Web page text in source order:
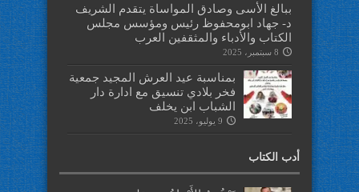
ببالغ الأسى وصادق المواساة يتقدم الشريف
د- جهاد ابومحفوظ رئيس ومؤسس مجلس
الكتاب والأدباء والمثقفين العرب
8 سبتمبر، 2025
بمناسبة عيد العرش المجيد جمعية
فخر بلادي تنسيق مع ادارة دار
الشباب ابن يخلف
9 يوليو، 2025
أدب الكتاب